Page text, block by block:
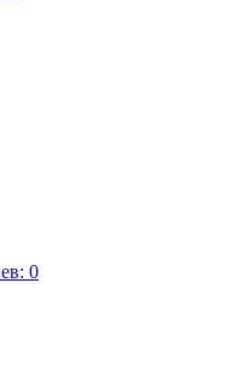
0